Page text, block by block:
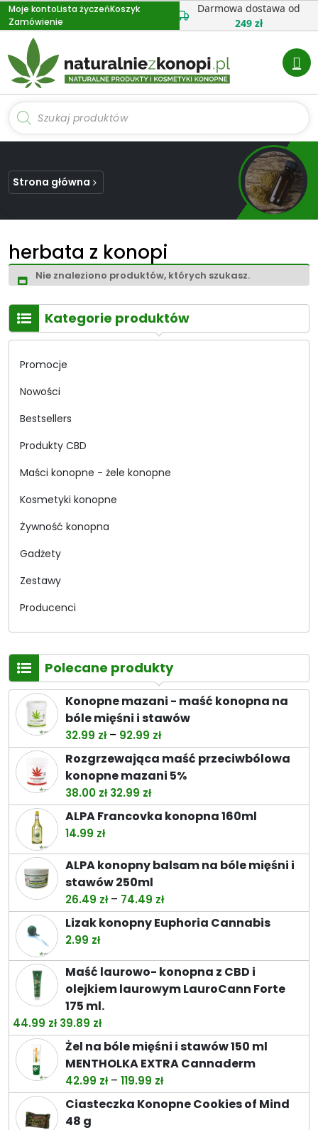
Przejdź
do
treści
Moje kontoLista życzeńKoszyk
Zamówienie
Darmowa dostawa od
249 zł
Wyszukiwarka
produktów
Strona główna
herbata z konopi
Nie znaleziono produktów, których szukasz.
Kategorie produktów
Promocje
Nowości
Bestsellers
Produkty CBD
Maści konopne - żele konopne
Kosmetyki konopne
Żywność konopna
Gadżety
Zestawy
Producenci
Polecane produkty
Konopne mazani - maść konopna na
bóle mięśni i stawów
32.99 zł – 92.99 złZakres
cen:
od
do
92.99 zł
Rozgrzewająca maść przeciwbólowa
konopne mazani 5%
38.00 zł Pierwotna
cena
32.99 złAktualna
cena
ALPA Francovka konopna 160ml
14.99 zł
ALPA konopny balsam na bóle mięśni i
stawów 250ml
26.49 zł – 74.49 złZakres
cen:
od
do
74.49 zł
Lizak konopny Euphoria Cannabis
2.99 zł
Maść laurowo- konopna z CBD i
olejkiem laurowym LauroCann Forte
175 ml.
44.99 zł Pierwotna
cena
wynosiła:
44.99 zł.
39.89 złAktualna
cena
wynosi:
39.89 zł.
Żel na bóle mięśni i stawów 150 ml
MENTHOLKA EXTRA Cannaderm
42.99 zł – 119.99 złZakres
cen:
od
Ciasteczka Konopne Cookies of Mind
48 g